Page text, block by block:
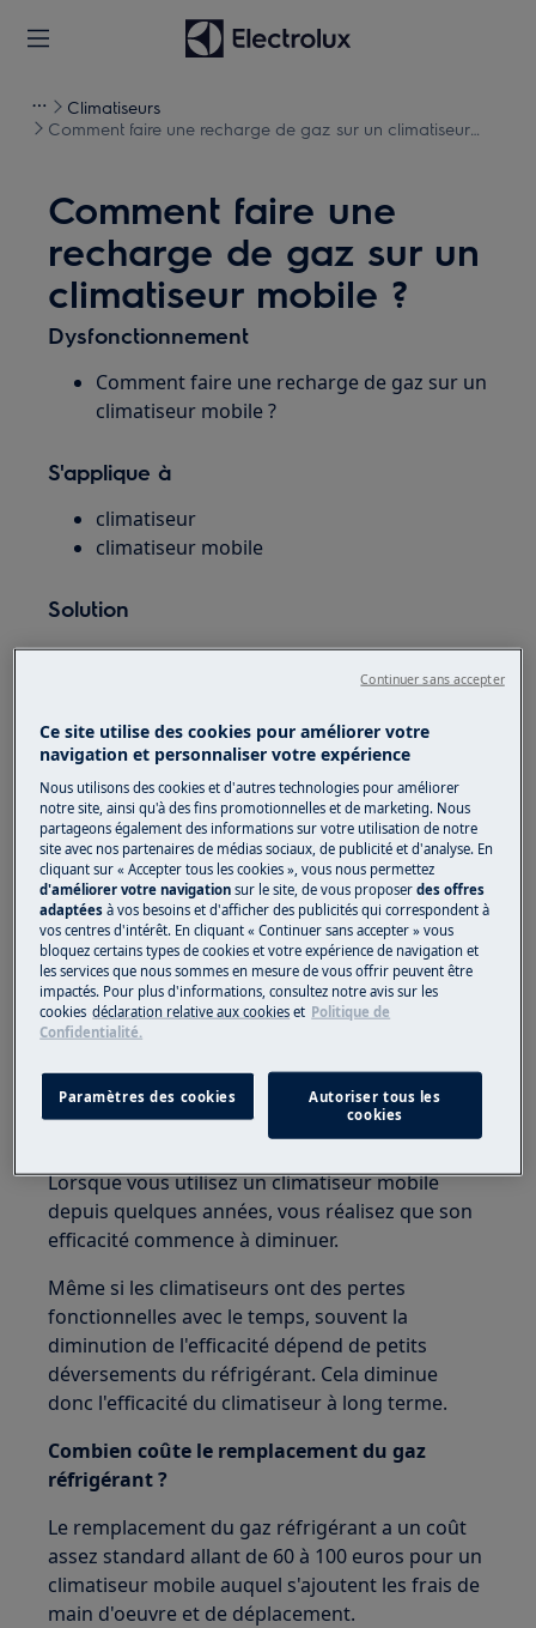
Climatiseurs
Comment faire une recharge de gaz sur un climatiseur
Comment faire une
recharge de gaz sur un
climatiseur mobile ?
Dysfonctionnement
Comment faire une recharge de gaz sur un
climatiseur mobile ?
S'applique à
climatiseur
climatiseur mobile
Solution
Qu'est ce qu'une recharge de gaz sur un
Pour fonctionner,climatiseurs mobilesles utilisent
un gaz frigorigène. Un peu à l’image d’un
réfrigérateur ou d’une climatisation de voiture,
ce gaz permet de refroidir l’air qui va ensuite
être expulsé par la bouche d’aération du
climatiseur.
On parle alors de recharge de climatiseur pour
désigner cette quantité de gaz frigorigène
présent à l’intérieur de l’installation. Ce gaz
fonctionne en cycle, ne se consomme pas et
n’est donc pas en lien avec la de l’appareil.
consommation énergétique
Quand faire une recharge de gaz ?
Lorsque vous utilisez un climatiseur mobile
depuis quelques années, vous réalisez que son
efficacité commence à diminuer.
Même si les climatiseurs ont des pertes
fonctionnelles avec le temps, souvent la
diminution de l'efficacité dépend de petits
déversements du réfrigérant. Cela diminue
donc l'efficacité du climatiseur à long terme.
Combien coûte le remplacement du gaz
réfrigérant ?
Le remplacement du gaz réfrigérant a un coût
assez standard allant de 60 à 100 euros pour un
climatiseur mobile auquel s'ajoutent les frais de
main d'oeuvre et de déplacement.
Ce site utilise des cookies pour améliorer votre
navigation et personnaliser votre expérience
Nous utilisons des cookies et d'autres technologies pour améliorer
notre site, ainsi qu'à des fins promotionnelles et de marketing. Nous
partageons également des informations sur votre utilisation de notre
site avec nos partenaires de médias sociaux, de publicité et d'analyse. En
cliquant sur « Accepter tous les cookies », vous nous permettez
d'améliorer votre navigation sur le site, de vous proposerdes offres
adaptées à vos besoins et d'afficher des publicités qui correspondent à
vos centres d'intérêt. En cliquant « Continuer sans accepter » vous
bloquez certains types de cookies et votre expérience de navigation et
les services que nous sommes en mesure de vous offrir peuvent être
impactés. Pour plus d'informations, consultez notre avis sur les
cookies déclaration relative aux cookies et Politique de
Confidentialité.
Paramètres des cookies
Autoriser tous les
cookies
Continuer sans accepter